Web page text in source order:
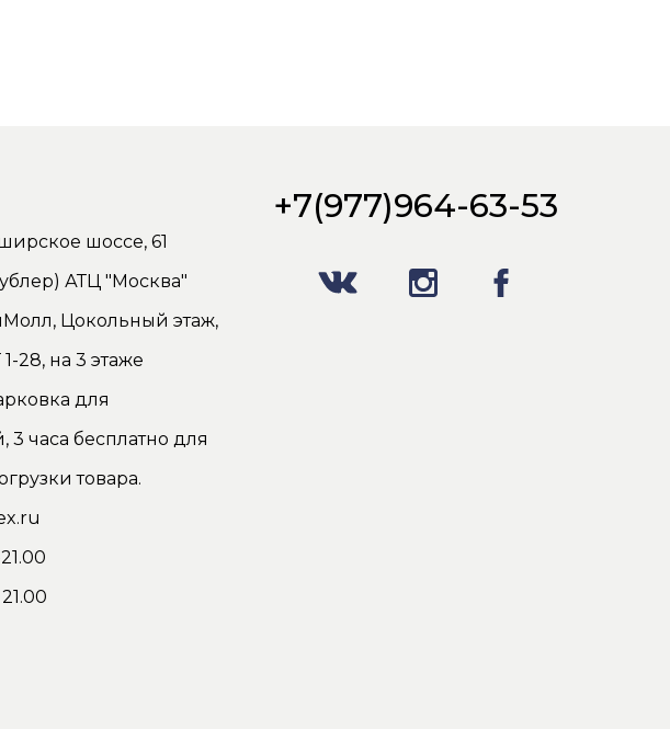
шоссе, 61
АТЦ "Москва"
Цокольный этаж,
28, на 3 этаже
для
3 часа бесплатно для
товара.
+7(977)964-63-53